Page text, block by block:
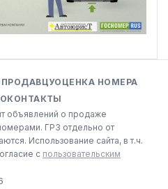
объявлений о продаже
ГРЗ отдельно от
Использование сайта, в т.ч.
с пользовательским
ПРОДАВЦУОЦЕНКА НОМЕРА
КОНТАКТЫ